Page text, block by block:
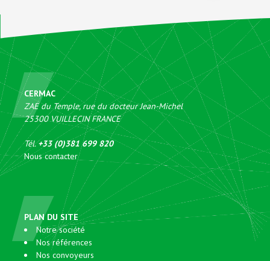
CERMAC
ZAE du Temple, rue du docteur Jean-Michel
25300 VUILLECINFRANCE
Tél. +33 (0)381 699 820
Nous contacter
PLAN DU SITE
Notre société
Nos références
Nos convoyeurs